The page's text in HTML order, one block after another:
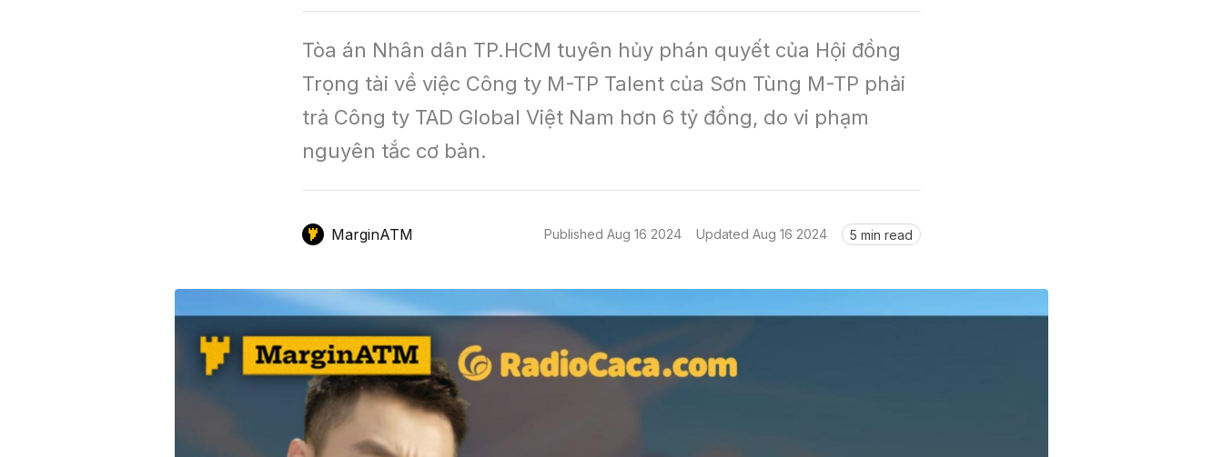
Tòa án Nhân dân TP.HCM tuyên hủy phán quyết của Hội đồng
Trọng tài về việc Công ty M-TP Talent của Sơn Tùng M-TP phải
trả Công ty TAD Global Việt Nam hơn 6 tỷ đồng, do vi phạm
nguyên tắc cơ bản.
MarginATM Published Aug 16 2024 Updated Aug 16 2024 5 min read